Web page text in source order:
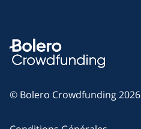
© Bolero Crowdfunding 2026